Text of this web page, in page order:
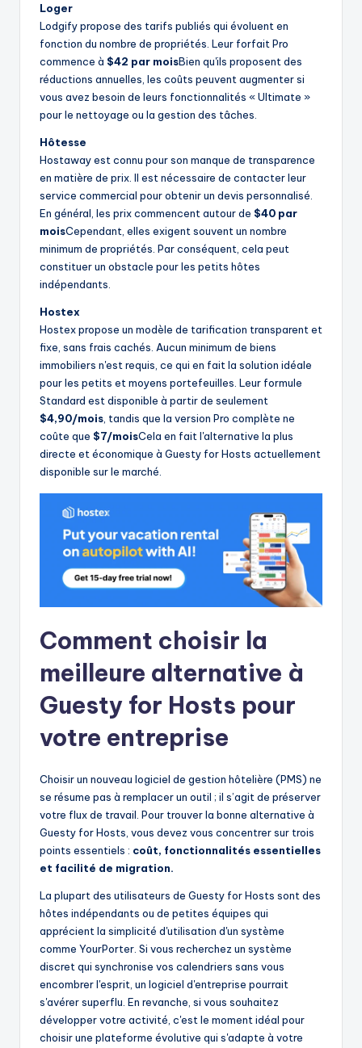
Loger
Lodgify propose des tarifs publiés qui évoluent en
fonction du nombre de propriétés. Leur forfait Pro
commence à $42 par moisBien qu'ils proposent des
réductions annuelles, les coûts peuvent augmenter si
vous avez besoin de leurs fonctionnalités « Ultimate »
pour le nettoyage ou la gestion des tâches.
Hôtesse
Hostaway est connu pour son manque de transparence
en matière de prix. Il est nécessaire de contacter leur
service commercial pour obtenir un devis personnalisé.
En général, les prix commencent autour de $40 par
moisCependant, elles exigent souvent un nombre
minimum de propriétés. Par conséquent, cela peut
constituer un obstacle pour les petits hôtes
indépendants.
Hostex
Hostex propose un modèle de tarification transparent et
fixe, sans frais cachés. Aucun minimum de biens
immobiliers n'est requis, ce qui en fait la solution idéale
pour les petits et moyens portefeuilles. Leur formule
Standard est disponible à partir de seulement
$4,90/mois , tandis que la version Pro complète ne
coûte que $7/moisCela en fait l'alternative la plus
directe et économique à Guesty for Hosts actuellement
disponible sur le marché.
Comment choisir la
meilleure alternative à
Guesty for Hosts pour
votre entreprise
Choisir un nouveau logiciel de gestion hôtelière (PMS) ne
se résume pas à remplacer un outil ; il s’agit de préserver
votre flux de travail. Pour trouver la bonne alternative à
Guesty for Hosts, vous devez vous concentrer sur trois
points essentiels : coût, fonctionnalités essentielles
et facilité de migration.
La plupart des utilisateurs de Guesty for Hosts sont des
hôtes indépendants ou de petites équipes qui
apprécient la simplicité d'utilisation d'un système
comme YourPorter. Si vous recherchez un système
discret qui synchronise vos calendriers sans vous
encombrer l'esprit, un logiciel d'entreprise pourrait
s'avérer superflu. En revanche, si vous souhaitez
développer votre activité, c'est le moment idéal pour
choisir une plateforme évolutive qui s'adapte à votre